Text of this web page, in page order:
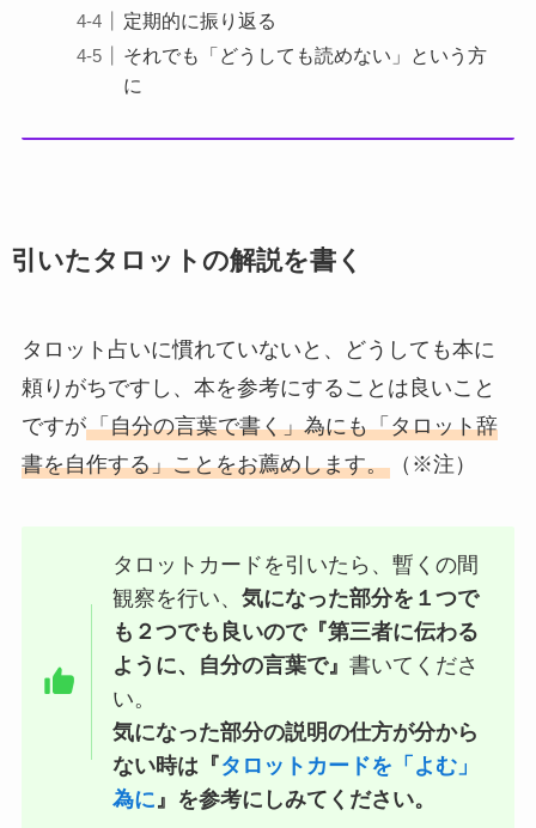
定期的に振り返る
それでも「どうしても読めない」という方
に
引いたタロットの解説を書く
タロット占いに慣れていないと、どうしても本に
頼りがちですし、本を参考にすることは良いこと
ですが「自分の言葉で書く」為にも「タロット辞
書を自作する」ことをお薦めします。（※注）
タロットカードを引いたら、暫くの間
観察を行い、気になった部分を１つで
も２つでも良いので『第三者に伝わる
ように、自分の言葉で』書いてくださ
い。
気になった部分の説明の仕方が分から
ない時は『タロットカードを「よむ」
為に 』を参考にしみてください。